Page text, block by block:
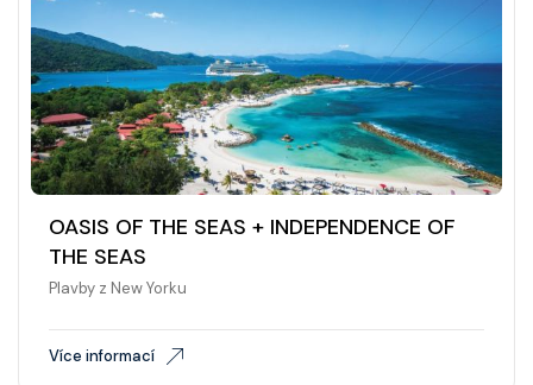
Wonder Of The Seas
Celebrity Apex
Celebrity Ascent
Celebrity Beyond
Celebrity Boundless
Celebrity Eclipse
OASIS OF THE SEAS + INDEPENDENCE OF
THE SEAS
Plavby z New Yorku
Více informací